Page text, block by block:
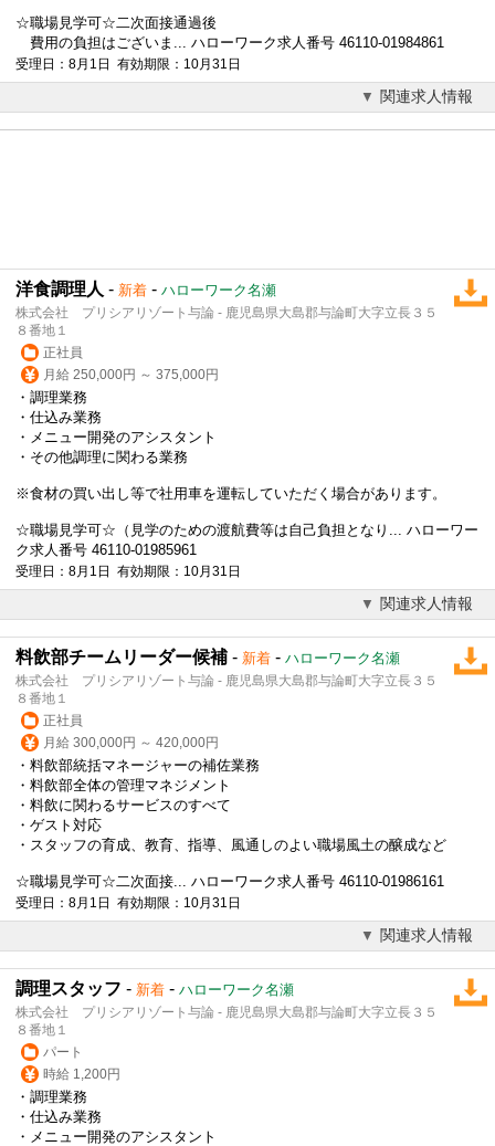
☆職場見学可☆二次面接通過後
費用の負担はございま... ハローワーク求人番号 46110-01984861
受理日：8月1日 有効期限：10月31日
関連求人情報
洋食調理人 - 新着 - ハローワーク名瀬
株式会社 プリシアリゾート与論 - 鹿児島県大島郡与論町大字立長３５
８番地１
正社員
月給 250,000円 ～ 375,000円
・調理業務
・仕込み業務
・メニュー開発のアシスタント
・その他調理に関わる業務
※食材の買い出し等で社用車を運転していただく場合があります。
☆職場見学可☆（見学のための渡航費等は自己負担となり... ハローワー
ク求人番号 46110-01985961
受理日：8月1日 有効期限：10月31日
関連求人情報
料飲部チームリーダー候補 - 新着 - ハローワーク名瀬
株式会社 プリシアリゾート与論 - 鹿児島県大島郡与論町大字立長３５
８番地１
正社員
月給 300,000円 ～ 420,000円
・料飲部統括マネージャーの補佐業務
・料飲部全体の管理マネジメント
・料飲に関わるサービスのすべて
・ゲスト対応
・スタッフの育成、教育、指導、風通しのよい職場風土の醸成など
☆職場見学可☆二次面接... ハローワーク求人番号 46110-01986161
受理日：8月1日 有効期限：10月31日
関連求人情報
調理スタッフ - 新着 - ハローワーク名瀬
株式会社 プリシアリゾート与論 - 鹿児島県大島郡与論町大字立長３５
８番地１
パート
時給 1,200円
・調理業務
・仕込み業務
・メニュー開発のアシスタント